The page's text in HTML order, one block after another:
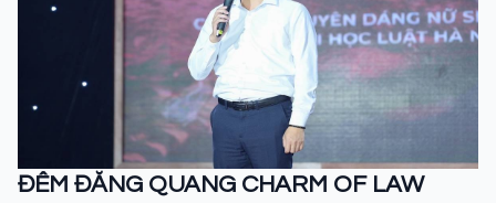
ĐÊM ĐĂNG QUANG CHARM OF LAW